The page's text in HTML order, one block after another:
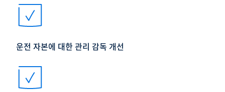
운전 자본에 대한 관리 감독 개선